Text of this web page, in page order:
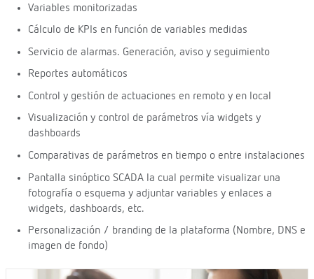
Variables monitorizadas
Cálculo de KPIs en función de variables medidas
Servicio de alarmas. Generación, aviso y seguimiento
Reportes automáticos
Control y gestión de actuaciones en remoto y en local
Visualización y control de parámetros vía widgets y
dashboards
Comparativas de parámetros en tiempo o entre instalaciones
Pantalla sinóptico SCADA la cual permite visualizar una
fotografía o esquema y adjuntar variables y enlaces a
widgets, dashboards, etc.
Personalización / branding de la plataforma (Nombre, DNS e
imagen de fondo)